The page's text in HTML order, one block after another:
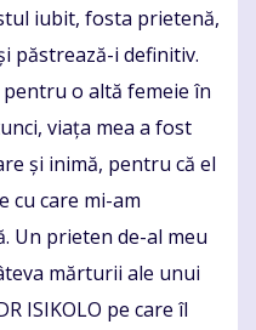
iubit, fosta prietenă,
păstrează-i definitiv.
o altă femeie în
viața mea a fost
și inimă, pentru că el
cu care mi-am
Un prieten de-al meu
mărturii ale unui
ISIKOLO pe care îl